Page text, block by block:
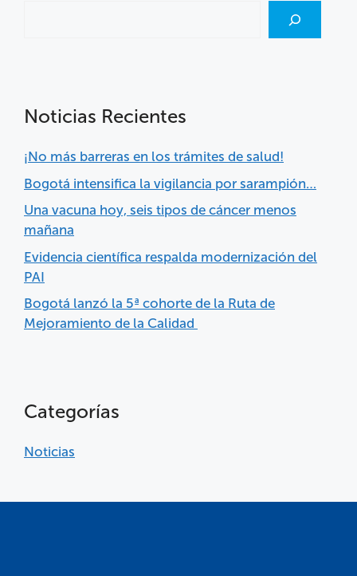
Noticias Recientes
¡No más barreras en los trámites de salud!
Bogotá intensifica la vigilancia por sarampión…
Una vacuna hoy, seis tipos de cáncer menos
mañana
Evidencia científica respalda modernización del
PAI
Bogotá lanzó la 5ª cohorte de la Ruta de
Mejoramiento de la Calidad
Categorías
Noticias